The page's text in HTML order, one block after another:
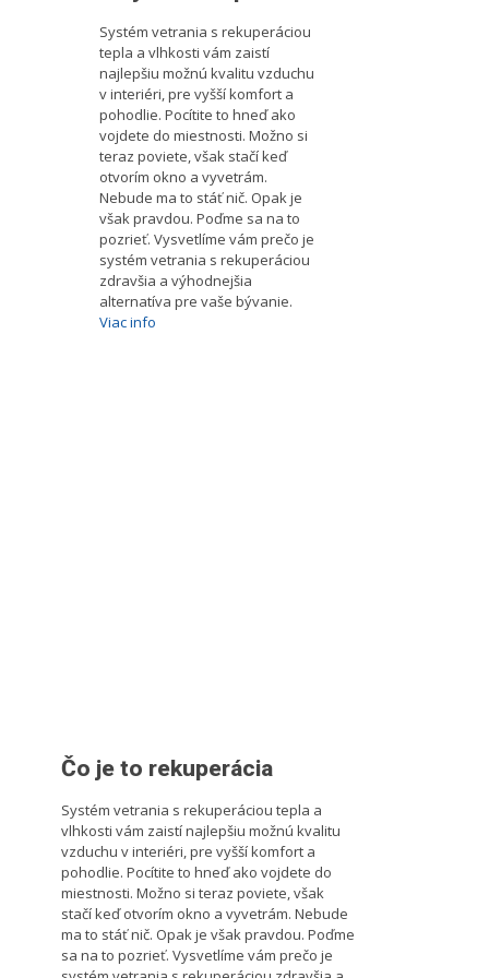
Systém vetrania s rekuperáciou
tepla a vlhkosti vám zaistí
najlepšiu možnú kvalitu vzduchu
v interiéri, pre vyšší komfort a
pohodlie. Pocítite to hneď ako
vojdete do miestnosti. Možno si
teraz poviete, však stačí keď
otvorím okno a vyvetrám.
Nebude ma to stáť nič. Opak je
však pravdou. Poďme sa na to
pozrieť. Vysvetlíme vám prečo je
systém vetrania s rekuperáciou
zdravšia a výhodnejšia
alternatíva pre vaše bývanie.
Viac info
Čo je to rekuperácia
Systém vetrania s rekuperáciou tepla a
vlhkosti vám zaistí najlepšiu možnú kvalitu
vzduchu v interiéri, pre vyšší komfort a
pohodlie. Pocítite to hneď ako vojdete do
miestnosti. Možno si teraz poviete, však
stačí keď otvorím okno a vyvetrám. Nebude
ma to stáť nič. Opak je však pravdou. Poďme
sa na to pozrieť. Vysvetlíme vám prečo je